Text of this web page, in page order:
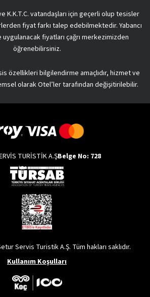
K.K.T.C. vatandaşları için geçerli olup tesisler
fiyat farkı talep edebilmektedir. Yabancı
fiyatları çağrı merkezimizden
öğrenebilirsiniz.
özellikleri bilgilendirme amaçlıdır, hizmet ve
olarak Otel’ler tarafından değişitirilebilir.
TURİSTİK A.ŞBelge No: 728
Servis Turistik A.Ş. Tüm hakları saklıdır.
Kullanım Koşulları